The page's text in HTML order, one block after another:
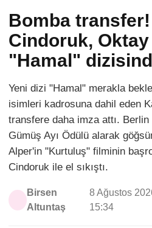
Bomba
Cindoruk,
"Hamal"
Yeni dizi "Hamal" merakla
isimleri kadrosuna dahil eden
transfere daha imza attı.
Gümüş Ayı Ödülü alarak
Alper'in "Kurtuluş" filminin
Cindoruk ile el sıkıştı.
Birsen
Altuntaş
8 Ağustos
15:34